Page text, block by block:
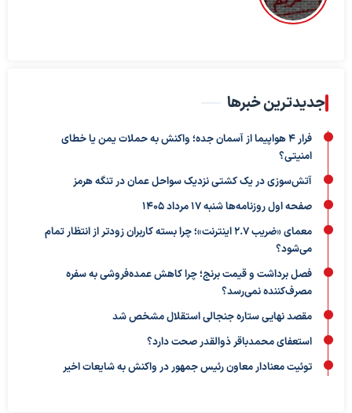
جدیدترین خبرها
فرار ۴ هواپیما از آسمان جده؛ واکنش به حملات یمن یا خطای
امنیتی؟
آتش‌سوزی در یک کشتی نزدیک سواحل عمان در تنگه هرمز
صفحه اول روزنامه‌ها شنبه 17 مرداد 1405
معمای «ضریب ۲.۷ اینترنت»؛ چرا بسته کاربران زودتر از انتظار تمام
می‌شود؟
فصل برداشت و قیمت برنج؛ چرا کاهش عمده‌فروشی به سفره
مصرف‌کننده نمی‌رسد؟
مقصد نهایی ستاره جنجالی استقلال مشخص شد
استعفای محمدباقر ذوالقدر صحت دارد؟
توئیت معنادار معاون رئیس جمهور در واکنش به شایعات اخیر